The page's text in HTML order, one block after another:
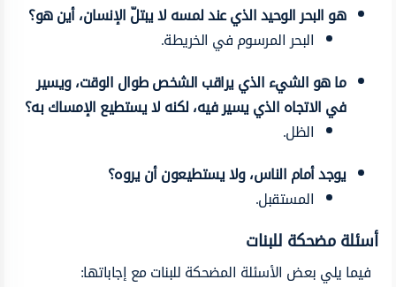
هو البحر الوحيد الذي عند لمسه لا يبتلّ الإنسان، أين هو؟
البحر المرسوم في الخريطة.
ما هو الشيء الذي يراقب الشخص طوال الوقت، ويسير
في الاتجاه الذي يسير فيه، لكنه لا يستطيع الإمساك به؟
الظل.
يوجد أمام الناس، ولا يستطيعون أن يروه؟
المستقبل.
أسئلة مضحكة للبنات
فيما يلي بعض الأسئلة المضحكة للبنات مع إجاباتها: